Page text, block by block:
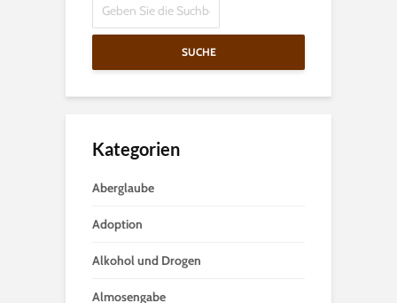
SUCHE
Kategorien
Aberglaube
Adoption
Alkohol und Drogen
Almosengabe